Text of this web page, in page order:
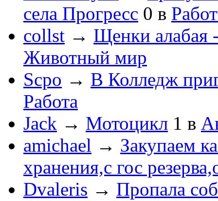
села Прогресс 0 в
collst → Щенки алабая
Животный мир
Scpo → В Колледж
Работа
Jack → Мотоцикл 1 в
amichael → Закупаем
хранения,с гос
Dvaleris → Пропала